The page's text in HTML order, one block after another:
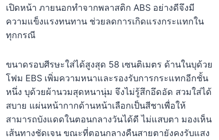
เปิดหน้า ภายนอกทำจากพลาสติก ABS อย่างดีจึงมี
ความแข็งแรงทนทาน ช่วยลดการเกิดแรงกระแทกใน
ทุกกรณี
ขนาดรอบศีรษะใส่ได้สูงสุด 58 เซนติเมตร ด้านในบุด้วย
โฟม EBS เพิ่มความหนาและรองรับการกระแทกอีกชั้น
หนึ่ง บุด้วยผ้านวมสุดหนานุ่ม จึงไม่รู้สึกอึดอัด สวมใส่ได้
สบาย แผ่นหน้ากากด้านหน้าเลือกเป็นสีชาเพื่อให้
สามารถบังแดดในตอนกลางวันได้ดี ไม่แสบตา มองเห็น
เส้นทางชัดเจน ขณะที่ตอนกลางคืนสายตายังคงรับแสง